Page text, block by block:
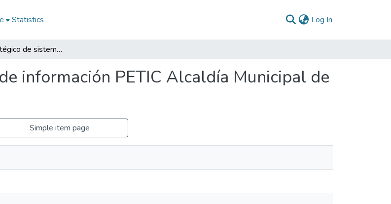
Statistics Log In
Plan estratégico de sistema de información PETIC Alcaldía Municipal de Campoalegre
información PETIC Alcaldía Municipal de
Simple item page